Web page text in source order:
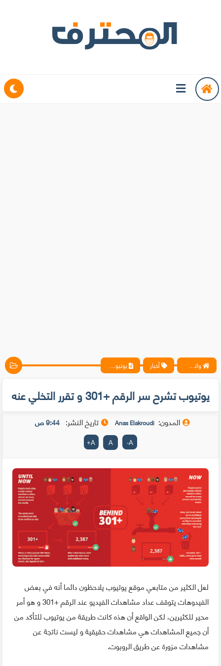
واتس آب ، فيسبوك ، أنترنت ، شروحات تقنية حصرية - المحترف أخبار يوتيوب تشرح سر الرقم +301 و تقرر التخلي عنه
يوتيوب تشرح سر الرقم +301 و تقرر التخلي عنه
المدون: Anas Elakroudi تاريخ النشر: 9:44 ص
A
-
A
A
+
لعل الكثير من متابعي موقع يوتيوب يلاحظون دائما أنه في بعض
الفيدوهات يتوقف عداد مشاهدات الفيديو عند الرقم +301 و هو أمر
محير للكثيرين، لكن الواقع أن هذه كانت طريقة من يوتيوب للتأكد من
أن جميع المشاهدات هي مشاهدات حقيقية و ليست ناتجة عن
مشاهدات مزورة عن طريق الروبوت.